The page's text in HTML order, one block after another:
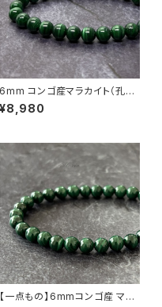
6mm コンゴ産マラカイト（孔雀
石）ブレスレット
¥8,980
【一点もの】6mmコンゴ産 マラ